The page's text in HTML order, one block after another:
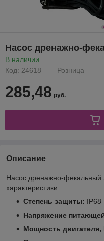
Насос дренажно-
В наличии
Код: 24618
Розница
285,48 руб.
Описание
Насос дренажно-
характеристики:
Степень защиты: IP68
Напряжение
Мощность двигателя,